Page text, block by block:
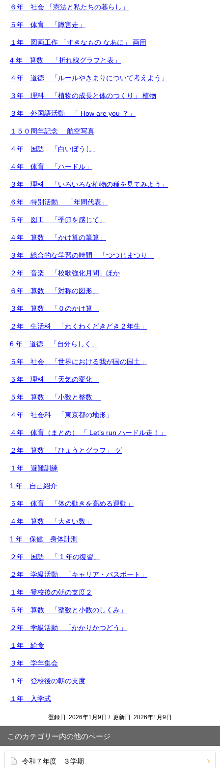
６年 社会 「憲法と私たちの暮らし」
５年 体育 「障害走」
１年 図画工作 「すきなもの なあに」 画用
4 年 算数 「折れ線グラフと表」
４年 道徳 「ルールやきまりについて考えよう」
３年 理科 「植物の成長と体のつくり」 植物
３年 外国語活動 「 How are you ？」
１５０周年記念 航空写真
４年 国語 「白いぼうし」
４年 体育 「ハードル」
３年 理科 「いろいろな植物の種を見てみよう」
６年 特別活動 「年間代表」
５年 図工 「季節を感じて」
４年 算数 「かけ算の筆算」
３年 総合的な学習の時間 「つつじまつり」
２年 音楽 「校歌強化月間」ほか
６年 算数 「対称の図形」
３年 算数 「０のかけ算」
２年 生活科 「わくわくどきどき２年生」
6 年 道徳 「自分らしく」
５年 社会 「世界における我が国の国土」
５年 理科 「天気の変化」
５年 算数 「小数と整数」
４年 社会科 「東京都の地形」
４年 体育（まとめ） 「 Let’s run ハードル走！」
２年 算数 「ひょうとグラフ」 グ
１年 避難訓練
1 年 自己紹介
５年 体育 「体の動きを高める運動」
４年 算数 「大きい数」
1 年 保健 身体計測
２年 国語 「 1 年の復習」
２年 学級活動 「キャリア・パスポート」
１年 登校後の朝の支度２
５年 算数 「整数と小数のしくみ」
２年 学級活動 「かかりかつどう」
１年 給食
３年 学年集会
１年 登校後の朝の支度
１年 入学式
登録日: 2026年1月9日 / 更新日: 2026年1月9日
このカテゴリー内の他のページ
令和７年度 ３学期